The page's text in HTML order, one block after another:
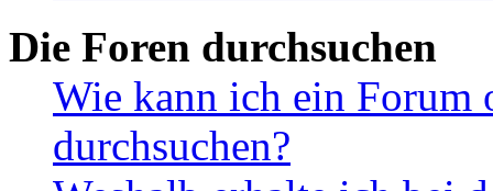
Die Foren durchsuchen
Wie kann ich ein Forum
durchsuchen?